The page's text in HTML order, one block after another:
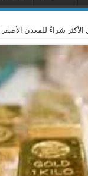
شراءً للمعدن الأصفر